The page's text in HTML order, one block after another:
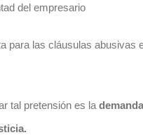
del empresario
para las cláusulas abusivas
tal pretensión es la